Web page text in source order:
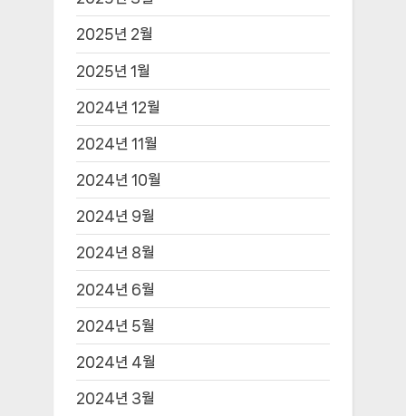
2025년 2월
2025년 1월
2024년 12월
2024년 11월
2024년 10월
2024년 9월
2024년 8월
2024년 6월
2024년 5월
2024년 4월
2024년 3월